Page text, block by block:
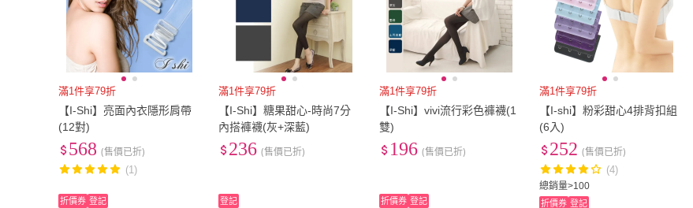
滿1件享79折
【I-Shi】亮面內衣隱形肩帶
(12對)
568 (售價已折)
(1)
折價券 登記
滿1件享79折
【I-Shi】糖果甜心-時尚7分
內搭褲襪(灰+深藍)
236 (售價已折)
登記
滿1件享79折
【I-Shi】vivi流行彩色褲襪(1
雙)
196 (售價已折)
折價券 登記
滿1件享79折
【I-shi】粉彩甜心4排背扣組
(6入)
總銷量>100
252 (售價已折)
(4)
折價券 登記